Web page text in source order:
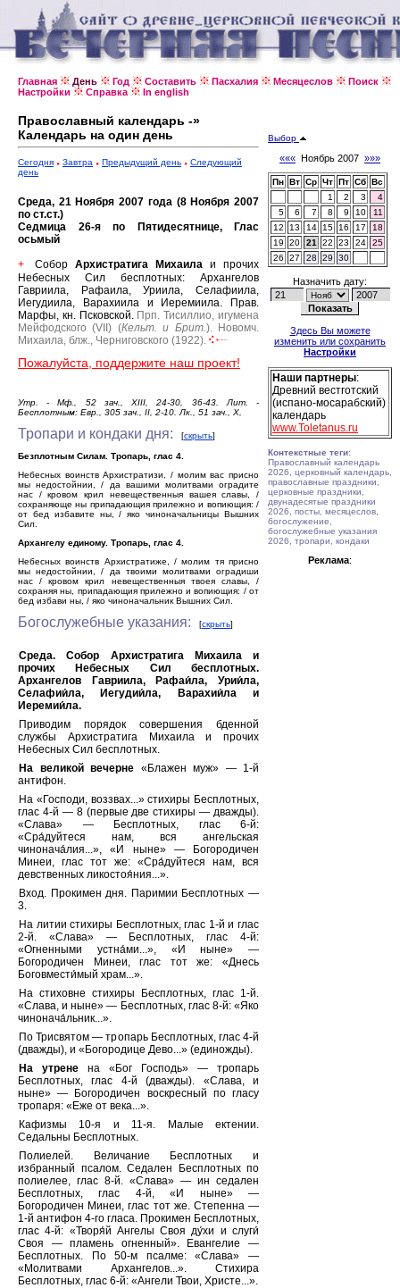
Главная День Год Составить Пасхалия Месяцеслов
Поиск
Настройки
Справка In english
Православный календарь -»
Календарь на один день
Сегодня Завтра Предыдущий день
Следующий
день
Среда, 21 Ноября 2007 года (8 Ноября 2007
по ст.ст.)
Седмица 26-я по Пятидесятнице, Глас
осьмый
+ Собор Архистратига Михаила и прочих
Небесных Сил бесплотных: Архангелов
Гавриила, Рафаила, Уриила, Селафиила,
Иегудиила, Варахиила и Иеремиила.
Прав.
Марфы, кн. Псковской. Прп. Тисиллио, игумена
Мейфодского (VII) (Кельт. и Брит.). Новомч.
Михаила, блж., Черниговского (1922).
Пожалуйста, поддержите наш проект!
Утр. - Мф., 52 зач., XIII, 24-30, 36-43. Лит. -
Бесплотным: Евр., 305 зач., II, 2-10. Лк., 51 зач., X,
Тропари и кондаки дня: [скрыть]
Безплотным Силам. Тропарь, глас 4.
Небесных воинств Архистратизи, / молим вас присно
мы недостойнии, / да вашими молитвами оградите
нас / кровом крил невещественныя вашея славы, /
сохраняюще ны припадающия прилежно и вопиющия: /
от бед избавите ны, / яко чиноначальницы Вышних
Сил.
Архангелу единому. Тропарь, глас 4.
Небесных воинств Архистратиже, / молим тя присно
мы недостойнии, / да твоими молитвами оградиши
нас / кровом крил невещественныя твоея славы, /
сохраняя ны, припадающия прилежно и вопиющия: / от
бед избави ны, / яко чиноначальник Вышних Сил.
Богослужебные указания: [скрыть]
Среда. Собор Архистратига Михаила и
прочих Небесных Сил бесплотных.
Архангелов Гавриила, Рафаи́ла, Урии́ла,
Селафии́ла, Иегудии́ла, Варахии́ла и
Иеремии́ла.
Приводим порядок совершения бденной
службы Архистратига Михаила и прочих
Небесных Сил бесплотных.
На великой вечерне «Блажен муж» — 1-й
антифон.
На «Господи, воззвах...» стихиры Бесплотных,
глас 4-й — 8 (первые две стихиры — дважды).
«Слава» — Бесплотных, глас 6-й:
«Сра́дуйтеся нам, вся ангельская
чинонача́лия...», «И ныне» — Богородичен
Минеи, глас тот же: «Сра́дуйтеся нам, вся
девственных ликостоя́ния...».
Вход. Прокимен дня. Паримии Бесплотных —
3.
На литии стихиры Бесплотных, глас 1-й и глас
2-й. «Слава» — Бесплотных, глас 4-й:
«Огненными устна́ми...», «И ныне» —
Богородичен Минеи, глас тот же: «Днесь
Боговмести́мый храм...».
На стиховне стихиры Бесплотных, глас 1-й.
«Слава, и ныне» — Бесплотных, глас 8-й: «Яко
чинонача́льник...».
По Трисвятом — тропарь Бесплотных, глас 4-й
(дважды), и «Богородице Дево...» (единожды).
На утрене на «Бог Господь» — тропарь
Бесплотных, глас 4-й (дважды). «Слава, и
ныне» — Богородичен воскресный по гласу
тропаря: «Еже от века...».
Кафизмы 10-я и 11-я. Малые ектении.
Седальны Бесплотных.
Полиелей. Величание Бесплотных и
избранный псалом. Седален Бесплотных по
полиелее, глас 8-й. «Слава» — ин седален
Бесплотных, глас 4-й, «И ныне» —
Богородичен Минеи, глас тот же. Степенна —
1-й антифон 4-го гласа. Прокимен Бесплотных,
глас 4-й: «Творя́й Ангелы Своя ду́хи и слуги́
Своя — пламень огненный». Евангелие —
Бесплотных. По 50-м псалме: «Слава» —
«Молитвами Архангелов...». Стихира
Бесплотных, глас 6-й: «Ангели Твои, Христе...».
Выбор
««« Ноябрь 2007 »»»
Пн Вт Ср Чт Пт Сб Вс
1
2 3
4
5
6 7 8 9 10
11
12
13 14 15 16 17
18
19
20 21 22 23 24
25
26
27 28 29 30
Назначить дату:
Здесь Вы можете
изменить или сохранить
Настройки
Наши партнеры:
Древний вестготский
(испано-мосарабский)
календарь
www.Toletanus.ru
Контекстные теги:
Православный календарь
2026, церковный календарь,
православные праздники,
церковные праздники,
двунадесятые праздники
2026, посты, месяцеслов,
богослужение,
богослужебные указания
2026, тропари, кондаки
Реклама: